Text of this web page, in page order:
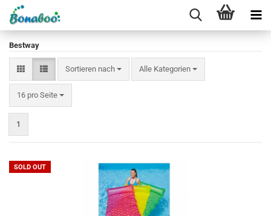
Bestway
Sortieren nach
Sortieren nach Alle Kategorien
16 pro Seite
pro Seite
1
SOLD OUT